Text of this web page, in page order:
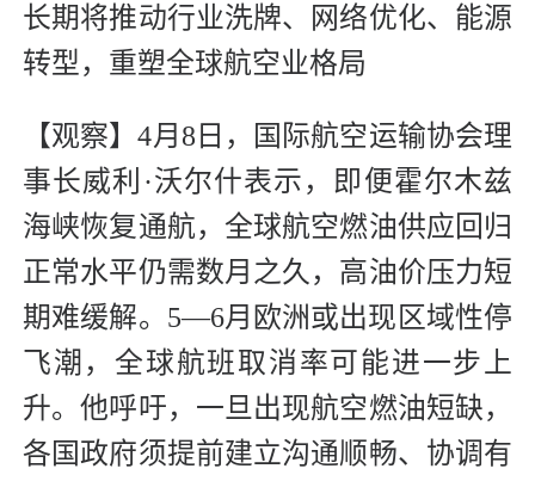
长期将推动行业洗牌、网络优化、能源
转型，重塑全球航空业格局
【观察】4月8日，国际航空运输协会理
事长威利·沃尔什表示，即便霍尔木兹
海峡恢复通航，全球航空燃油供应回归
正常水平仍需数月之久，高油价压力短
期难缓解。5—6月欧洲或出现区域性停
飞潮，全球航班取消率可能进一步上
升。他呼吁，一旦出现航空燃油短缺，
各国政府须提前建立沟通顺畅、协调有